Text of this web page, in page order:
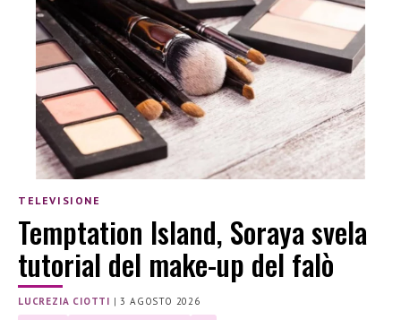
TELEVISIONE
Temptation Island, Soraya svela
tutorial del make-up del falò
LUCREZIA CIOTTI |3 AGOSTO 2026